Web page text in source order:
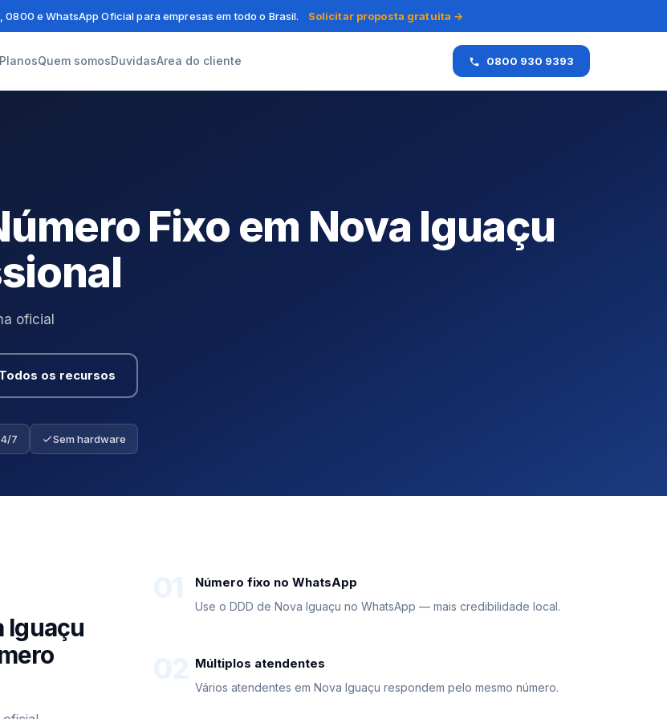
0800 e WhatsApp Oficial para empresas em todo o Brasil. Solicitar proposta gratuita →
PlanosQuem somosDuvidasArea do cliente 0800 930 9393
Fixo em Nova Iguaçu
oficial
os recursos
7 Sem hardware
Iguaçu
Número fixo no WhatsApp
Use o DDD de Nova Iguaçu no WhatsApp — mais credibilidade local.
Múltiplos atendentes
Vários atendentes em Nova Iguaçu respondem pelo mesmo número.